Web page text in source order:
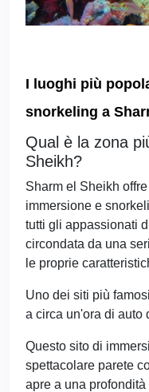
I luoghi più
snorkeling a
Qual è la zona
Sheikh?
Sharm el Sheikh
immersione e
tutti gli appassionati
circondata da una
le proprie
Uno dei siti più
a circa un'ora di auto
Questo sito di
spettacolare parete
apre a una